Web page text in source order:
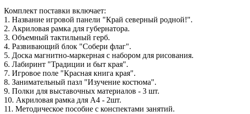
Комплект поставки включает:
1. Название игровой панели "Край северный родной!".
2. Акриловая рамка для губернатора.
3. Объемный тактильный герб.
4. Развивающий блок "Собери флаг".
5. Доска магнитно-маркерная с набором для рисования.
6. Лабиринт "Традиции и быт края".
7. Игровое поле "Красная книга края".
8. Занимательный пазл "Изучение костюма".
9. Полки для выставочных материалов - 3 шт.
10. Акриловая рамка для А4 - 2шт.
11. Методическое пособие с конспектами занятий.